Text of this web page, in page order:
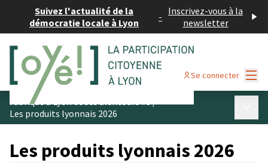
Suivez l'actualité de la
démocratie locale à Lyon
- Inscrivez-vous à la
newsletter
Se connecter
Fabriqué à Lyon et ses alentours #3/
Les produits lyonnais 2026
Les produits lyonnais 2026